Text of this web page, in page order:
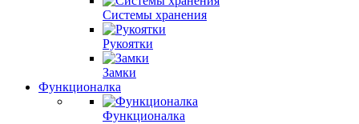
Системы хранения
Рукоятки
Замки
Функционалка
Функционалка